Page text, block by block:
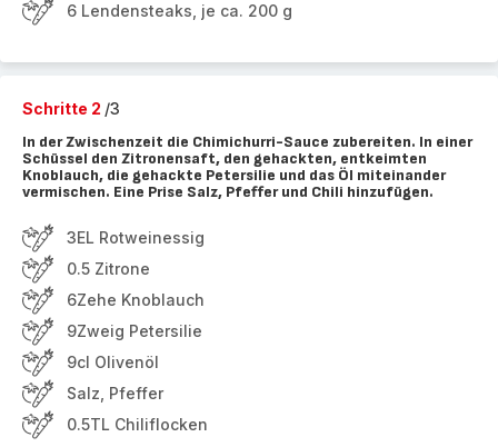
6 Lendensteaks, je ca. 200 g
Schritte 2 /3
In der Zwischenzeit die Chimichurri-Sauce zubereiten. In einer
Schüssel den Zitronensaft, den gehackten, entkeimten
Knoblauch, die gehackte Petersilie und das Öl miteinander
vermischen. Eine Prise Salz, Pfeffer und Chili hinzufügen.
3EL Rotweinessig
0.5 Zitrone
6Zehe Knoblauch
9Zweig Petersilie
9cl Olivenöl
Salz, Pfeffer
0.5TL Chiliflocken